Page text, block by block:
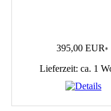
395,00 EUR*
Lieferzeit: ca. 1